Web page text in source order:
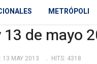
METRÓPOLI
de mayo
13 MAY 2013 HITS: 4318